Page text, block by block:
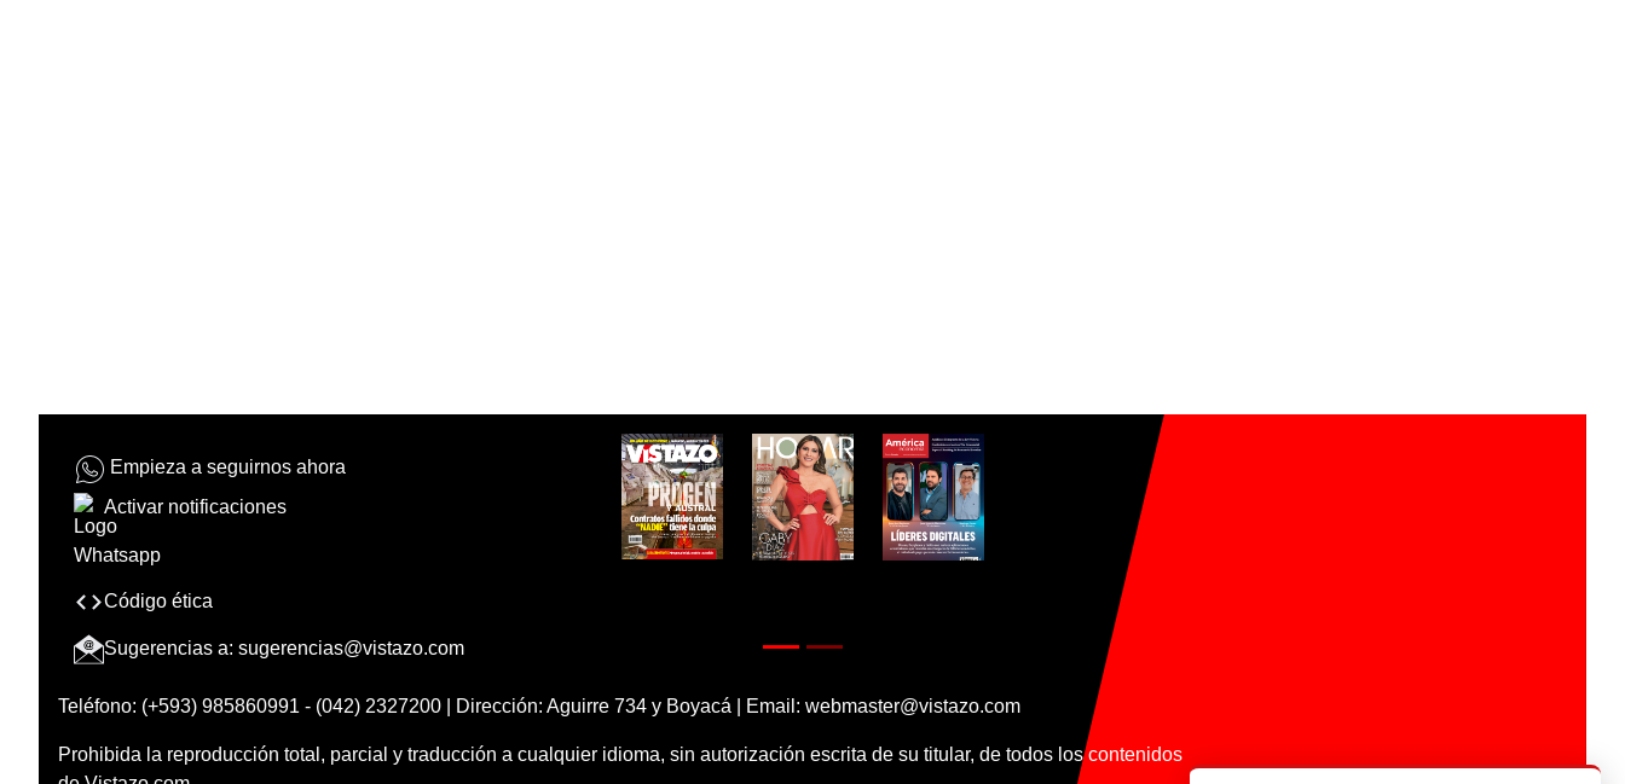
Empieza a seguirnos ahora
Activar notificaciones
Código ética
Sugerencias a: sugerencias@vistazo.com
Teléfono: (+593) 985860991 - (042) 2327200 | Dirección: Aguirre 734 y Boyacá | Email: webmaster@vistazo.com
Prohibida la reproducción total, parcial y traducción a cualquier idioma, sin autorización escrita de su titular, de todos los contenidos